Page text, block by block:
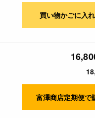
買い物かごに入
富澤商店定期便で